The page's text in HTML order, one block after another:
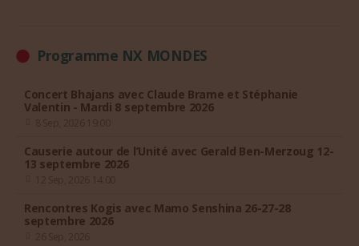
Programme NX MONDES
Concert Bhajans avec Claude Brame et Stéphanie
Valentin - Mardi 8 septembre 2026
Causerie autour de l’Unité avec Gerald Ben-Merzoug 12-
13 septembre 2026
Rencontres Kogis avec Mamo Senshina 26-27-28
septembre 2026